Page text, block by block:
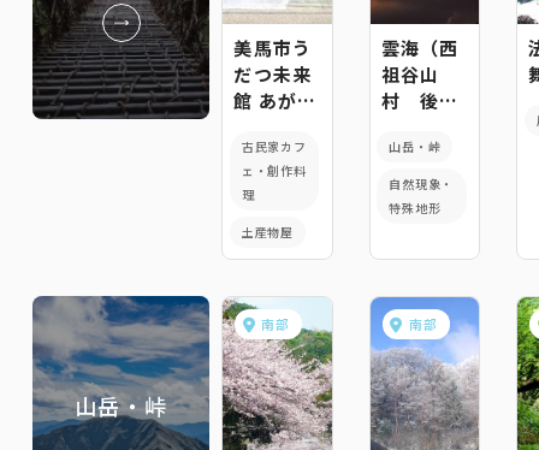
美馬市う
だつ未来
館 あがる
&うだつ
ぱん
古民家カフ
ェ・創作料
理
土産物屋
雲海（西
祖谷山
村 後
山岳・峠
自然現象・
特殊地形
山岳・峠
南部 南部